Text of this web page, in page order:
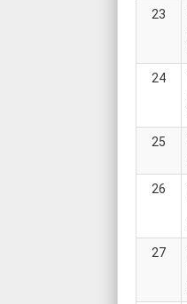
23
24
25
26
27